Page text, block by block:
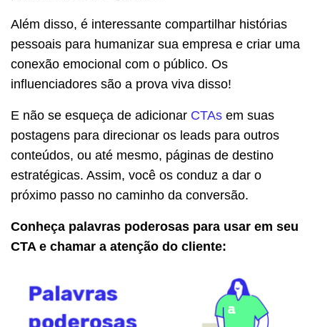
Além disso, é interessante compartilhar histórias
pessoais para humanizar sua empresa e criar uma
conexão emocional com o público. Os
influenciadores são a prova viva disso!
E não se esqueça de adicionar CTAs em suas
postagens para direcionar os leads para outros
conteúdos, ou até mesmo, páginas de destino
estratégicas. Assim, você os conduz a dar o
próximo passo no caminho da conversão.
Conheça palavras poderosas para usar em seu
CTA e chamar a atenção do cliente: